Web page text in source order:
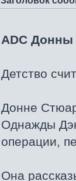
ADC Донны
Детство
Донне
Однажды
операции,
Она